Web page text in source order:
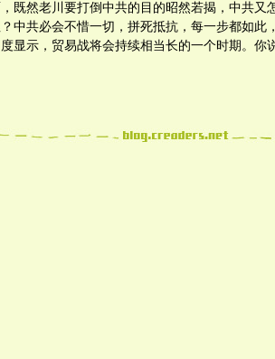
既然老川要打倒中共的目的昭然若揭，中共又
中共必会不惜一切，拼死抵抗，每一步都如此
显示，贸易战将会持续相当长的一个时期。你